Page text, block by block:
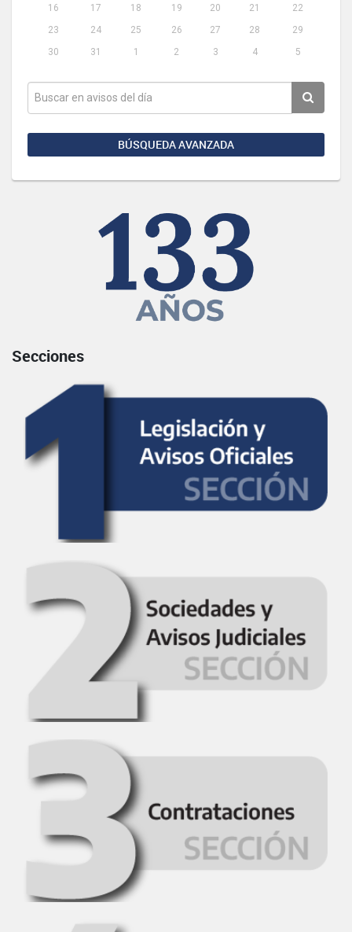
16
17 18 19 20 21
22
23
24 25 26 27 28
29
30
31 1 2 3 4 5
BÚSQUEDA AVANZADA
Secciones